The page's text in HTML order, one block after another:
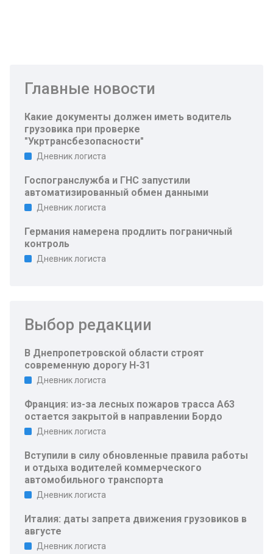
Главные новости
Какие документы должен иметь водитель
грузовика при проверке
"Укртрансбезопасности"
Дневник логиста
Госпогранслужба и ГНС запустили
автоматизированный обмен данными
Дневник логиста
Германия намерена продлить пограничный
контроль
Дневник логиста
Выбор редакции
В Днепропетровской области строят
современную дорогу Н-31
Дневник логиста
Франция: из-за лесных пожаров трасса A63
остается закрытой в направлении Бордо
Дневник логиста
Вступили в силу обновленные правила работы
и отдыха водителей коммерческого
автомобильного транспорта
Дневник логиста
Италия: даты запрета движения грузовиков в
августе
Дневник логиста